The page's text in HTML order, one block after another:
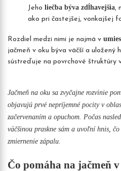
Jeho liečba býva zdĺhavejšia,
ako pri častejšej, vonkajšej
Rozdiel medzi nimi je najmä v
jačmeň v oku býva väčší a uložený
sústreďuje na povrchové štruktúry
Jačmeň na oku sa zvyčajne rozvinie
objavujú prvé nepríjemné pocity v
začervenaním a opuchom. Počas
väčšinou praskne sám a uvoľní hnis, čo
zmiernenie zápalu.
Čo pomáha na jačmeň